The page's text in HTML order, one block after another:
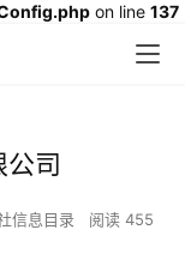
on line 137
公司
信息目录 阅读 455